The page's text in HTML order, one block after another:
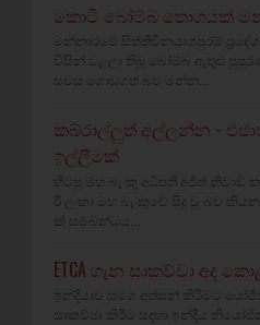
කොටි බෝම්බ තොගයක්
මන්නාරමේ සිත්තිවිනයාගපුරම්
විසින් වළලා තිබූ බෝම්බ ඇතුළු පුපුරණ
සවස ගොඩගත් බව මන්න...
කබ්රාල්ලුත් අල්ලන්න -
ඉල්ලීමක්
හිටපු මහ බැංකු අධිපති අජිත් නිවාඩ්
රී ලංකා මහ බැංකුවේ සිදු වූ බව
ක් සම්බන්ධය...
ETCA ගැන සාකච්චා අද
ඉන්දියාව සමග අත්සන් කිරීමට
සාකච්ඡා කිරීම සඳහා ඉන්දීය